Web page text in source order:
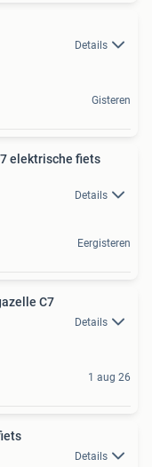
Details
Gisteren
elektrische fiets
Details
Eergisteren
C7
Details
1 aug 26
Details